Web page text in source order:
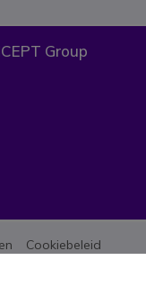
Group
Cookiebeleid